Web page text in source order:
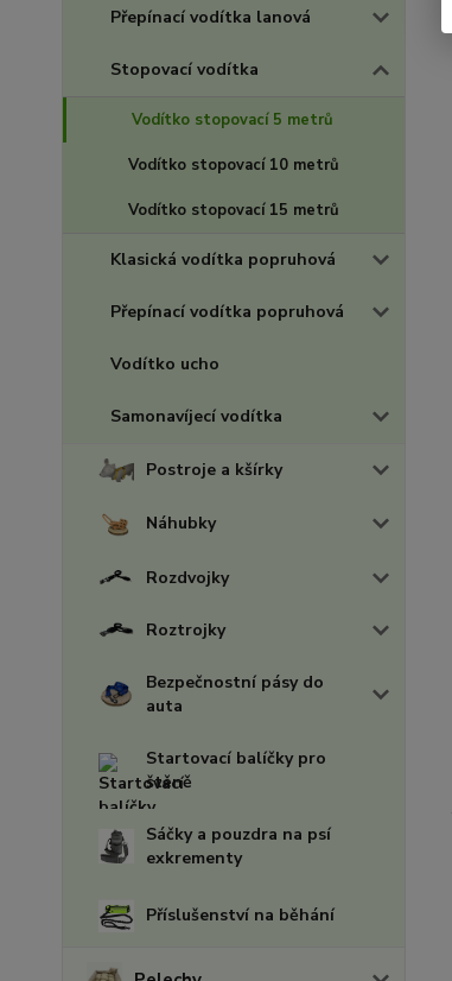
Přepínací vodítka lanová
Stopovací vodítka
Vodítko stopovací 5 metrů
Vodítko stopovací 10 metrů
Vodítko stopovací 15 metrů
Klasická vodítka popruhová
Přepínací vodítka popruhová
Vodítko ucho
Samonavíjecí vodítka
Postroje a kšírky
Náhubky
Rozdvojky
Roztrojky
Bezpečnostní pásy do
auta
Startovací balíčky pro
štěně
Sáčky a pouzdra na psí
exkrementy
Příslušenství na běhání